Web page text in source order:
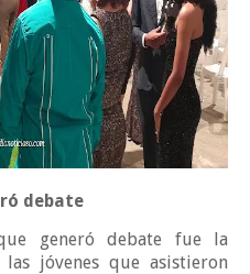
debate
generó debate fue la
jóvenes que asistieron